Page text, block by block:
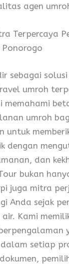
agen
Terpercaya
sebagai
umroh
memahami
umroh
untuk
dengan
dan
bukan
juga mitra
Anda sejak
Kami
setiap